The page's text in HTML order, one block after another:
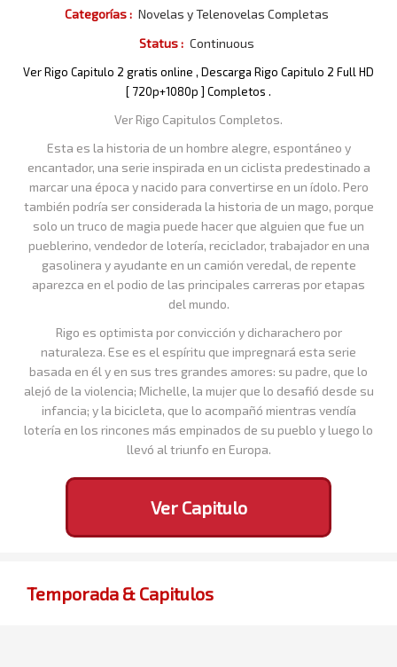
Categorías : Novelas y Telenovelas Completas
Status : Continuous
Ver Rigo Capitulo 2 gratis online , Descarga Rigo Capitulo 2 Full HD
[ 720p+1080p ] Completos .
Ver Rigo Capitulos Completos.
Esta es la historia de un hombre alegre, espontáneo y
encantador, una serie inspirada en un ciclista predestinado a
marcar una época y nacido para convertirse en un ídolo. Pero
también podría ser considerada la historia de un mago, porque
solo un truco de magia puede hacer que alguien que fue un
pueblerino, vendedor de lotería, reciclador, trabajador en una
gasolinera y ayudante en un camión veredal, de repente
aparezca en el podio de las principales carreras por etapas
del mundo.
Rigo es optimista por convicción y dicharachero por
naturaleza. Ese es el espíritu que impregnará esta serie
basada en él y en sus tres grandes amores: su padre, que lo
alejó de la violencia; Michelle, la mujer que lo desafió desde su
infancia; y la bicicleta, que lo acompañó mientras vendía
lotería en los rincones más empinados de su pueblo y luego lo
llevó al triunfo en Europa.
Ver Capitulo
Temporada & Capitulos